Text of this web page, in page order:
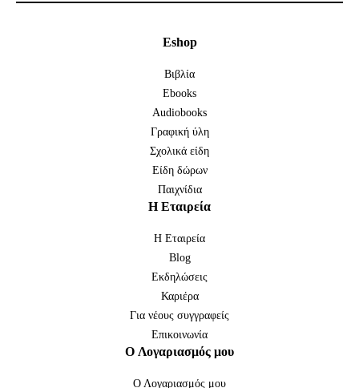
Εshop
Βιβλία
Ebooks
Audiobooks
Γραφική ύλη
Σχολικά είδη
Είδη δώρων
Παιχνίδια
H Eταιρεία
H Eταιρεία
Blog
Εκδηλώσεις
Καριέρα
Για νέους συγγραφείς
Επικοινωνία
O Λογαριασμός μου
Ο Λογαριασμός μου